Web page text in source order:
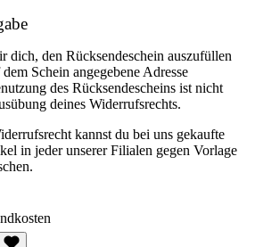
dich, den Rücksendeschein auszufüllen
Schein angegebene Adresse
des Rücksendescheins ist nicht
deines Widerrufsrechts.
kannst du bei uns gekaufte
in jeder unserer Filialen gegen Vorlage